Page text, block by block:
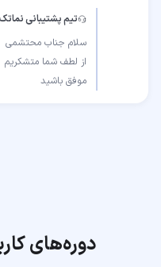
تیم پشتیبانی نماتک
موفق باشید
دوره‌های